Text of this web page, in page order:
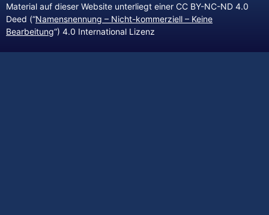
Material auf dieser Website unterliegt einer CC BY-NC-ND 4.0
Deed (“Namensnennung – Nicht-kommerziell – Keine
Bearbeitung“) 4.0 International Lizenz